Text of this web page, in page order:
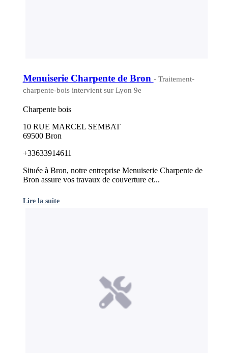
Menuiserie Charpente de Bron - Traitement-
charpente-bois intervient sur Lyon 9e
Charpente bois
10 RUE MARCEL SEMBAT
69500 Bron
+33633914611
Située à Bron, notre entreprise Menuiserie Charpente de
Bron assure vos travaux de couverture et...
Lire la suite